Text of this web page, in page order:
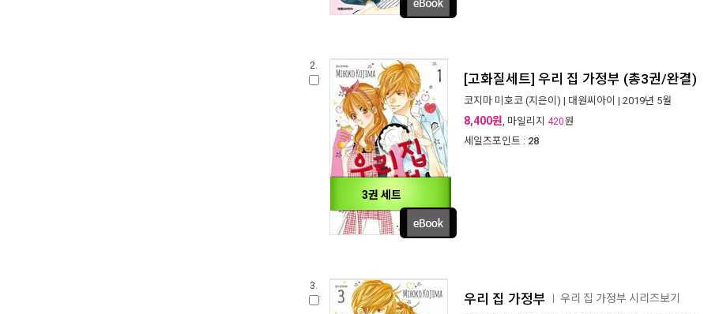
2.
3권 세트
[고화질세트] 우리 집 가정부 (총3권/완결)
코지마 미호코 (지은이) | 대원씨아이 | 2019년 5월
8,400원, 마일리지 420원
세일즈포인트 : 28
3.
우리 집 가정부 우리 집 가정부 시리즈보기